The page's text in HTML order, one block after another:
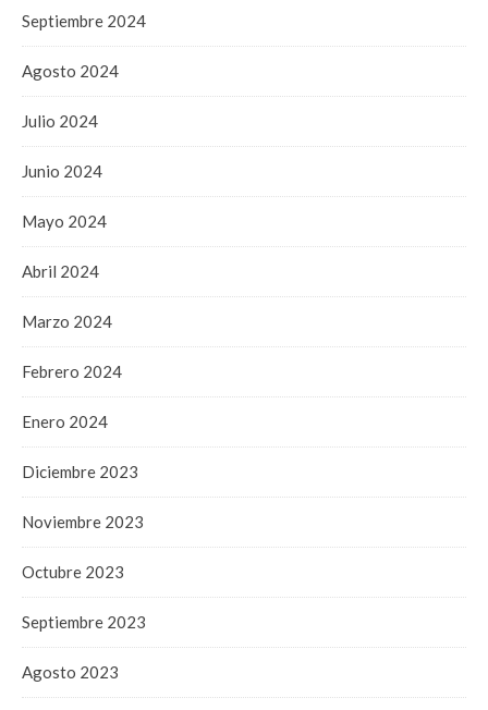
Septiembre 2024
Agosto 2024
Julio 2024
Junio 2024
Mayo 2024
Abril 2024
Marzo 2024
Febrero 2024
Enero 2024
Diciembre 2023
Noviembre 2023
Octubre 2023
Septiembre 2023
Agosto 2023